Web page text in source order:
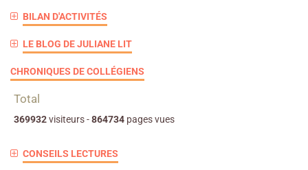
BILAN D'ACTIVITÉS
LE BLOG DE JULIANE LIT
CHRONIQUES DE COLLÉGIENS
Total
369932visiteurs -864734 pages vues
CONSEILS LECTURES